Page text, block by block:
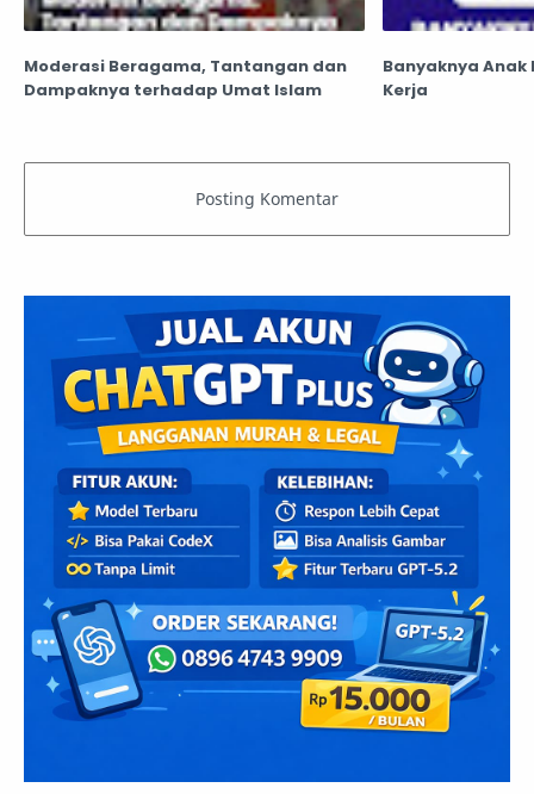
Moderasi Beragama, Tantangan dan
Dampaknya terhadap Umat Islam
Banyaknya Anak
Kerja